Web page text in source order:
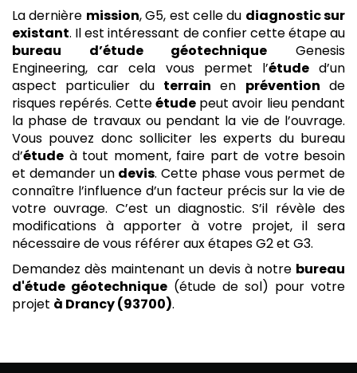
La dernière mission, G5, est celle du diagnostic sur
existant. Il est intéressant de confier cette étape au
bureau d’étude géotechnique Genesis
Engineering, car cela vous permet l’étuded’un
aspect particulier du terrain en prévention de
risques repérés. Cetteétudepeut avoir lieu pendant
la phase de travaux ou pendant la vie de l’ouvrage.
Vous pouvez donc solliciter les experts du bureau
d’étude à tout moment, faire part de votre besoin
et demander un devis. Cette phase vous permet de
connaître l’influence d’un facteur précis sur la vie de
votre ouvrage. C’est un diagnostic. S’il révèle des
modifications à apporter à votre projet, il sera
nécessaire de vous référer aux étapes G2 et G3.
Demandez dès maintenant un devis à notre bureau
d'étude géotechnique (étude de sol) pour votre
projet à Drancy (93700).